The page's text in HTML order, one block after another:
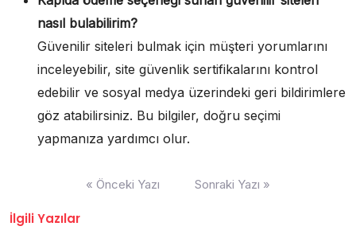
nasıl bulabilirim?
Güvenilir siteleri bulmak için müşteri yorumlarını
inceleyebilir, site güvenlik sertifikalarını kontrol
edebilir ve sosyal medya üzerindeki geri bildirimlere
göz atabilirsiniz. Bu bilgiler, doğru seçimi
yapmanıza yardımcı olur.
« Önceki Yazı Sonraki Yazı »
İlgili Yazılar